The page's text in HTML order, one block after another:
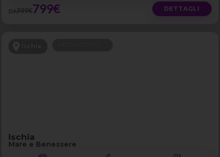
DA999€799€ DETTAGLI
Ischia
Ischia
Mare e Benessere